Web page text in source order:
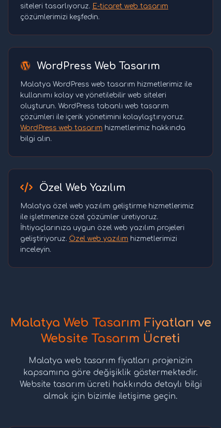
siteleri tasarlıyoruz. E-ticaret web tasarım
çözümlerimizi keşfedin.
WordPress Web Tasarım
Malatya WordPress web tasarım hizmetlerimiz ile
kullanımı kolay ve yönetilebilir web siteleri
oluşturun. WordPress tabanlı web tasarım
çözümleri ile içerik yönetimini kolaylaştırıyoruz.
WordPress web tasarım hizmetlerimiz hakkında
bilgi alın.
Özel Web Yazılım
Malatya özel web yazılım geliştirme hizmetlerimiz
ile işletmenize özel çözümler üretiyoruz.
İhtiyaçlarınıza uygun özel web yazılım projeleri
geliştiriyoruz. Özel web yazılım hizmetlerimizi
inceleyin.
Malatya Web Tasarım Fiyatları ve
Website Tasarım Ücreti
Malatya web tasarım fiyatları projenizin
kapsamına göre değişiklik göstermektedir.
Website tasarım ücreti hakkında detaylı bilgi
almak için bizimle iletişime geçin.